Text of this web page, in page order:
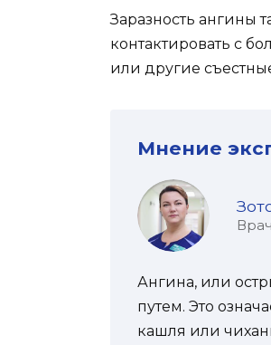
Заразность ангины
контактировать с
или другие
Мнение
Ангина, или
путем. Это
кашля или